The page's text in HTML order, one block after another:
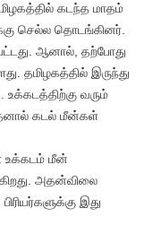
கடந்த மாதம்
செல்ல தொடங்கினர்.
ஆனால், தற்போது
தமிழகத்தில் இருந்து
உக்கடத்திற்கு வரும்
கடல் மீன்கள்
உக்கடம் மீன்
அதன்விலை
இது